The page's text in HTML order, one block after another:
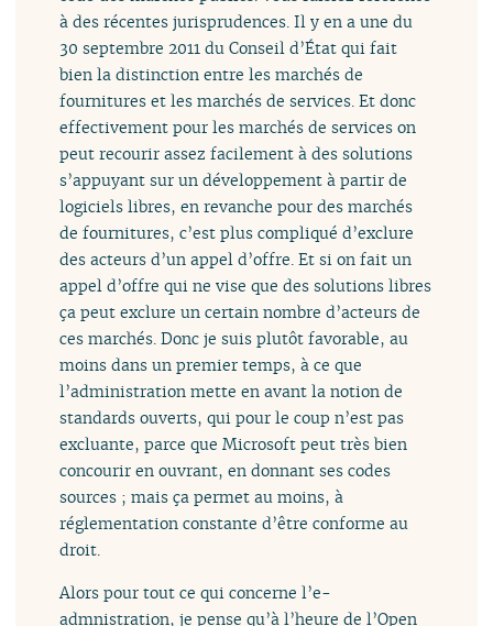
à des récentes jurisprudences. Il y en a une du
30 septembre 2011 du Conseil d’État qui fait
bien la distinction entre les marchés de
fournitures et les marchés de services. Et donc
effectivement pour les marchés de services on
peut recourir assez facilement à des solutions
s’appuyant sur un développement à partir de
logiciels libres, en revanche pour des marchés
de fournitures, c’est plus compliqué d’exclure
des acteurs d’un appel d’offre. Et si on fait un
appel d’offre qui ne vise que des solutions libres
ça peut exclure un certain nombre d’acteurs de
ces marchés. Donc je suis plutôt favorable, au
moins dans un premier temps, à ce que
l’administration mette en avant la notion de
standards ouverts, qui pour le coup n’est pas
excluante, parce que Microsoft peut très bien
concourir en ouvrant, en donnant ses codes
sources ; mais ça permet au moins, à
réglementation constante d’être conforme au
droit.
Alors pour tout ce qui concerne l’e-
admnistration, je pense qu’à l’heure de l’Open